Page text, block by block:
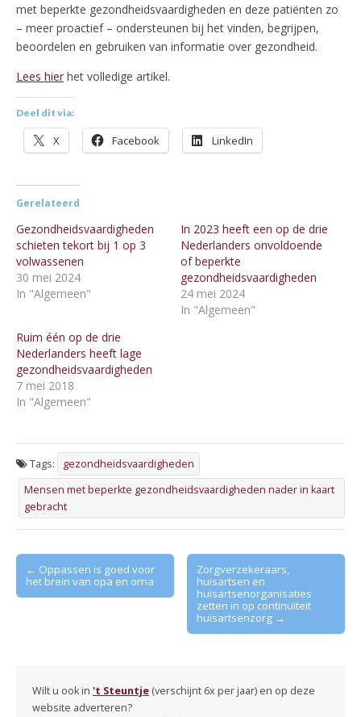
met beperkte gezondheidsvaardigheden en deze patiënten zo
– meer proactief – ondersteunen bij het vinden, begrijpen,
beoordelen en gebruiken van informatie over gezondheid.
Lees hier het volledige artikel.
Deel dit via:
X Facebook LinkedIn
Gerelateerd
Gezondheidsvaardigheden
schieten tekort bij 1 op 3
volwassenen
30 mei 2024
In "Algemeen"
In 2023 heeft een op de drie
Nederlanders onvoldoende
of beperkte
gezondheidsvaardigheden
24 mei 2024
In "Algemeen"
Ruim één op de drie
Nederlanders heeft lage
gezondheidsvaardigheden
7 mei 2018
In "Algemeen"
Tags:
gezondheidsvaardigheden
Mensen met beperkte gezondheidsvaardigheden nader in kaart
gebracht
Post
navigation
← Oppassen is goed voor
het brein van opa en oma
Zorgverzekeraars,
huisartsen en
huisartsenorganisaties
zetten in op continuïteit
huisartsenzorg →
Wilt u ook in 't Steuntje (verschijnt 6x per jaar) en op deze
website adverteren?